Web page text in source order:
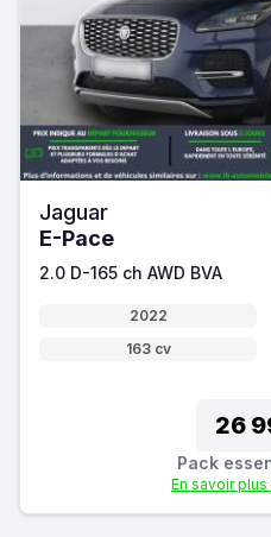
Jaguar
E-Pace
2.0 D-165 ch AWD BVA
2022
163 cv
26
Pack
En savoir